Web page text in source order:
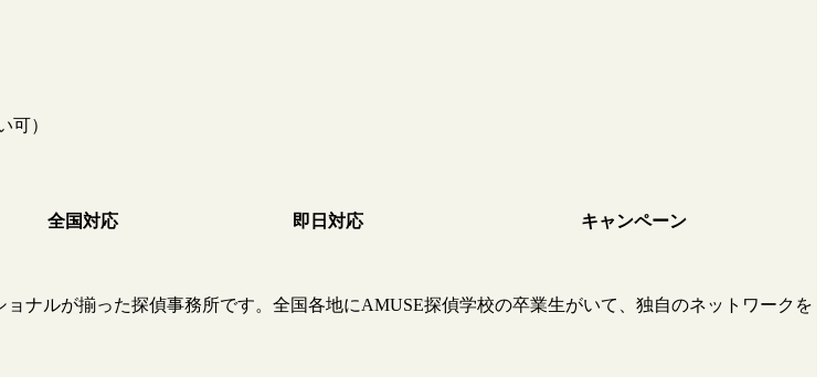
可）
全国対応 即日対応 キャンペーン
ナルが揃った探偵事務所です。全国各地にAMUSE探偵学校の卒業生がいて、独自のネットワークを